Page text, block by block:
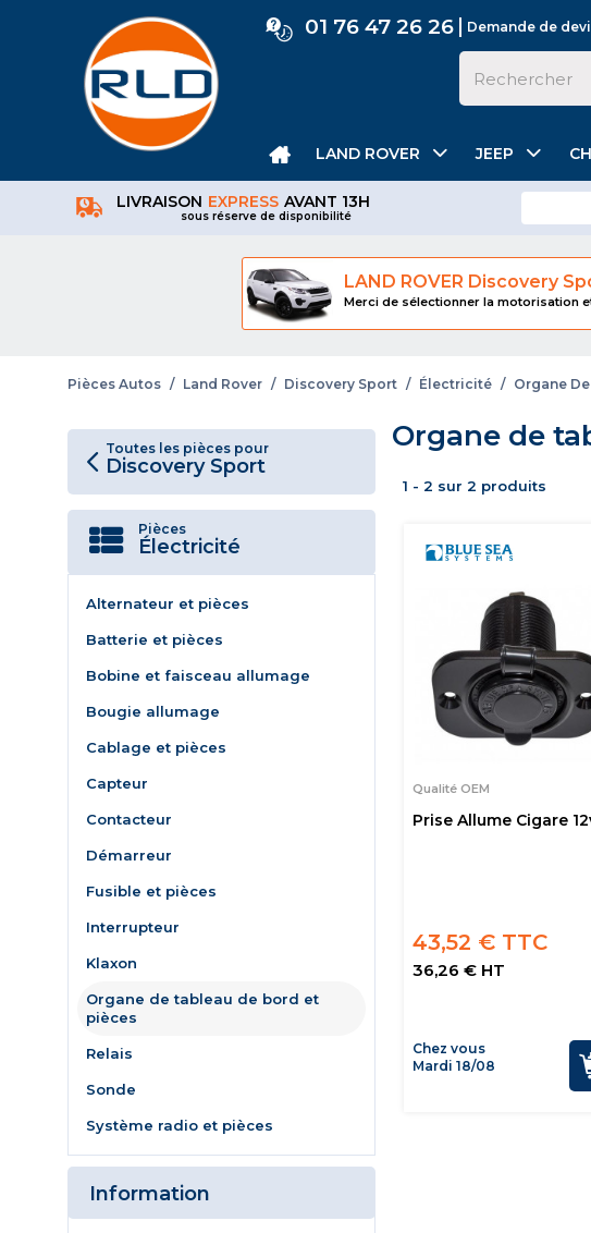
01 76 47 26 26 Demande de
LAND ROVER JEEP
LIVRAISON EXPRESS AVANT 13H
sous réserve de disponibilité
LAND ROVER Discovery
Merci de sélectionner la motorisation
Pièces Autos / Land Rover / Discovery Sport / Électricité / Organe
Toutes les pièces pour
Discovery Sport
Pièces
Électricité
Alternateur et pièces
Batterie et pièces
Bobine et faisceau allumage
Bougie allumage
Cablage et pièces
Capteur
Contacteur
Démarreur
Fusible et pièces
Interrupteur
Klaxon
Organe de tableau de bord et
pièces
Relais
Sonde
Système radio et pièces
Information
Organe de
1 - 2 sur 2 produits
Qualité OEM
Prise Allume Cigare
43,52 € TTC
36,26 € HT
Chez vous
Mardi 18/08